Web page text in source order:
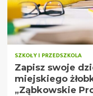
SZKOŁY I PRZEDSZKOLA
Zapisz swoje
miejskiego
„Ząbkowskie